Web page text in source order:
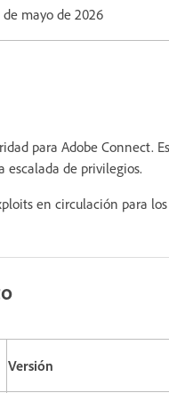
de mayo de 2026
para Adobe Connect.
escalada de privilegios.
en circulación para
Versión